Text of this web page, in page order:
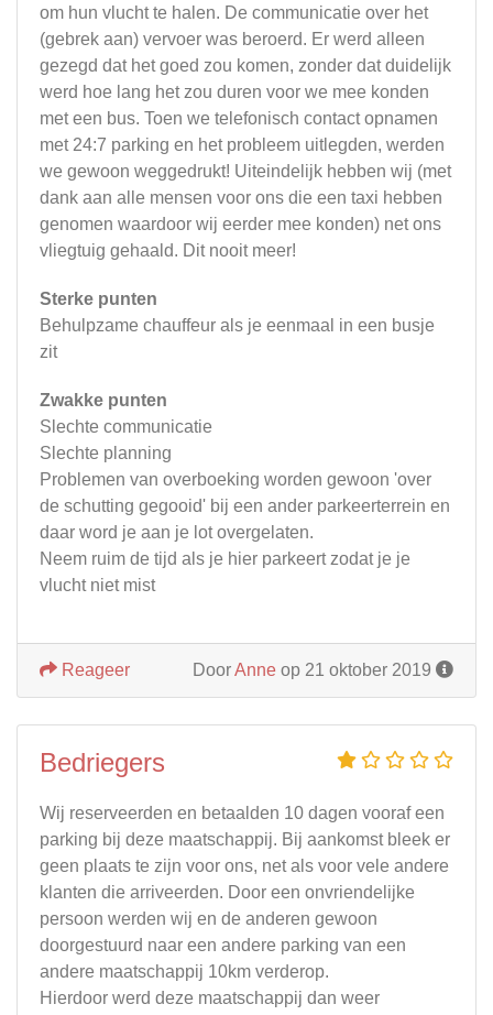
om hun vlucht te halen. De communicatie over het
(gebrek aan) vervoer was beroerd. Er werd alleen
gezegd dat het goed zou komen, zonder dat duidelijk
werd hoe lang het zou duren voor we mee konden
met een bus. Toen we telefonisch contact opnamen
met 24:7 parking en het probleem uitlegden, werden
we gewoon weggedrukt! Uiteindelijk hebben wij (met
dank aan alle mensen voor ons die een taxi hebben
genomen waardoor wij eerder mee konden) net ons
vliegtuig gehaald. Dit nooit meer!
Sterke punten
Behulpzame chauffeur als je eenmaal in een busje
zit
Zwakke punten
Slechte communicatie
Slechte planning
Problemen van overboeking worden gewoon 'over
de schutting gegooid' bij een ander parkeerterrein en
daar word je aan je lot overgelaten.
Neem ruim de tijd als je hier parkeert zodat je je
vlucht niet mist
DoorAnne op 21 oktober 2019
Reageer
Bedriegers
Wij reserveerden en betaalden 10 dagen vooraf een
parking bij deze maatschappij. Bij aankomst bleek er
geen plaats te zijn voor ons, net als voor vele andere
klanten die arriveerden. Door een onvriendelijke
persoon werden wij en de anderen gewoon
doorgestuurd naar een andere parking van een
andere maatschappij 10km verderop.
Hierdoor werd deze maatschappij dan weer